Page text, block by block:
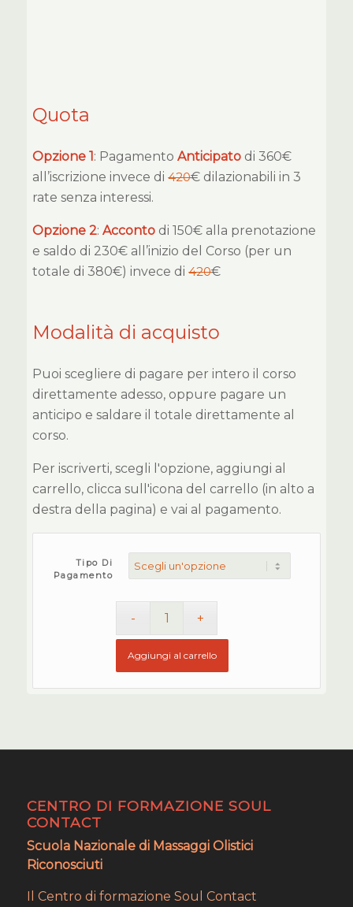
Quota
Opzione 1: PagamentoAnticipato di 360€
all’iscrizione invece di420€ dilazionabili in 3
rate senza interessi.
Opzione 2:Acconto di 150€ alla prenotazione
e saldo di 230€ all’inizio del Corso (per un
totale di 380€) invece di420€
Modalità di acquisto
Puoi scegliere di pagare per intero il corso
direttamente adesso, oppure pagare un
anticipo e saldare il totale direttamente al
corso.
Per iscriverti, scegli l'opzione, aggiungi al
carrello, clicca sull'icona del carrello (in alto a
destra della pagina) e vai al pagamento.
Tipo Di
Pagamento
Aggiungi al carrello
CENTRO DI FORMAZIONE SOUL
CONTACT
Scuola Nazionale di Massaggi Olistici
Riconosciuti
Il Centro di formazione Soul Contact